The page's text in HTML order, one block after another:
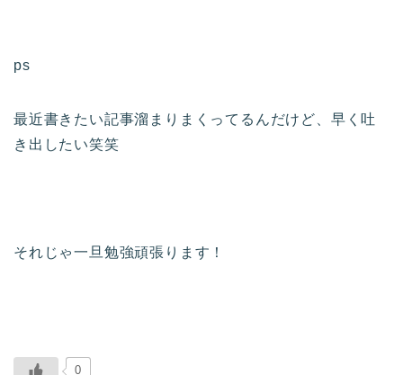
ps
最近書きたい記事溜まりまくってるんだけど、早く吐
き出したい笑笑
それじゃ一旦勉強頑張ります！
0